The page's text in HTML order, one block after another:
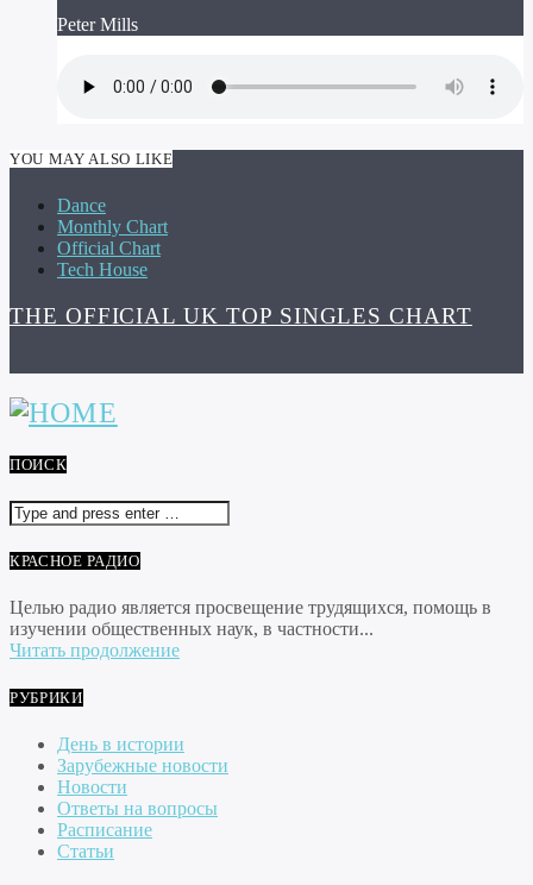
Peter Mills
YOU MAY ALSO LIKE
Dance
Monthly Chart
Official Chart
Tech House
THE OFFICIAL UK TOP SINGLES CHART
ПОИСК
КРАСНОЕ РАДИО
Целью радио является просвещение трудящихся, помощь в
изучении общественных наук, в частности...
Читать продолжение
РУБРИКИ
День в истории
Зарубежные новости
Новости
Ответы на вопросы
Расписание
Статьи